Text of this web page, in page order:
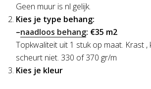
Geen muur is nl gelijk.
Kies je type behang:
–naadloos behang: €35 m2
Topkwaliteit uit 1 stuk op maat. Krast ,
scheurt niet. 330 of 370 gr/m
Kies je kleur